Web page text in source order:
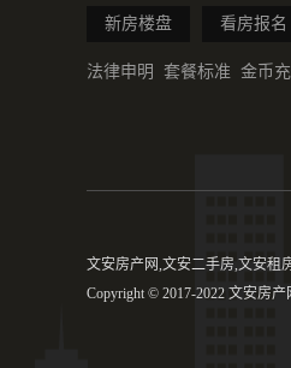
新房楼盘 看房报名
法律申明 套餐标准 金币
文安房产网,文安二手房,文安租
Copyright © 2017-2022 文安房产